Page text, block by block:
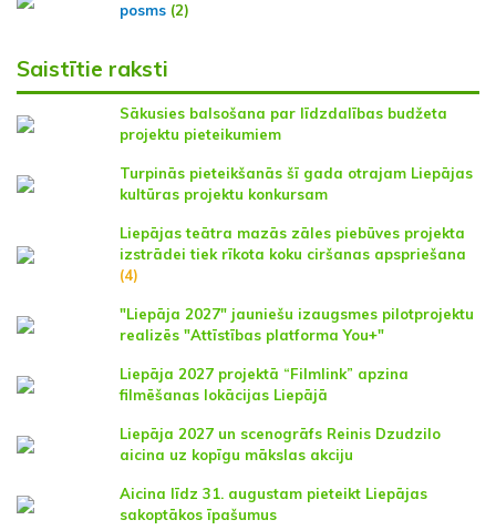
posms (2)
Saistītie raksti
Sākusies balsošana par līdzdalības budžeta
projektu pieteikumiem
Turpinās pieteikšanās šī gada otrajam Liepājas
kultūras projektu konkursam
Liepājas teātra mazās zāles piebūves projekta
izstrādei tiek rīkota koku ciršanas apspriešana
(4)
"Liepāja 2027" jauniešu izaugsmes pilotprojektu
realizēs "Attīstības platforma You+"
Liepāja 2027 projektā “Filmlink” apzina
filmēšanas lokācijas Liepājā
Liepāja 2027 un scenogrāfs Reinis Dzudzilo
aicina uz kopīgu mākslas akciju
Aicina līdz 31. augustam pieteikt Liepājas
sakoptākos īpašumus